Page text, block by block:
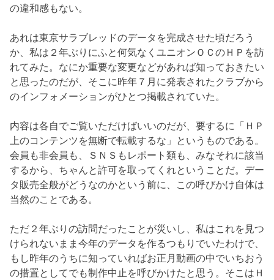
の違和感もない。
あれは東京サラブレッドのデータを完成させた頃だろう
か、私は２年ぶりにふと何気なくユニオンＯＣのＨＰを訪
れてみた。なにか重要な変更などがあれば知っておきたい
と思ったのだが、そこに昨年７月に発表されたクラブから
のインフォメーションがひとつ掲載されていた。
内容は各自でご覧いただけばいいのだが、要するに「ＨＰ
上のコンテンツを無断で転載するな」というものである。
会員も非会員も、ＳＮＳもレポート類も、みなそれに該当
するから、ちゃんと許可を取ってくれということだ。デー
タ販売全般がどうなのかという前に、この呼びかけ自体は
当然のことである。
ただ２年ぶりの訪問だったことが災いし、私はこれを見つ
けられないまま今年のデータを作るつもりでいたわけで、
もし昨年のうちに知っていればお正月動画の中でいちおう
の措置としてでも制作中止を呼びかけたと思う。そこはＨ